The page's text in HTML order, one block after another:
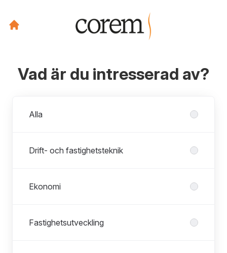
Vad är du intresserad av?
Alla
Drift- och fastighetsteknik
Ekonomi
Fastighetsutveckling